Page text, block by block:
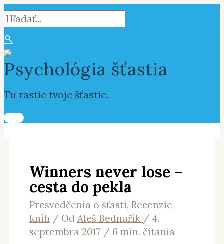
Preskočiť
na
obsah
Vyhľadať:
Hľadať
Psychológia šťastia
Tu rastie tvoje šťastie.
Hlavné
Menu
Winners never lose –
cesta do pekla
Presvedčenia o šťastí, Recenzie
kníh / Od Aleš Bednařík / 4.
septembra 2017 / 6 min. čítania
Napíšte
sem...
Name*
E-
mail*
Webstránka